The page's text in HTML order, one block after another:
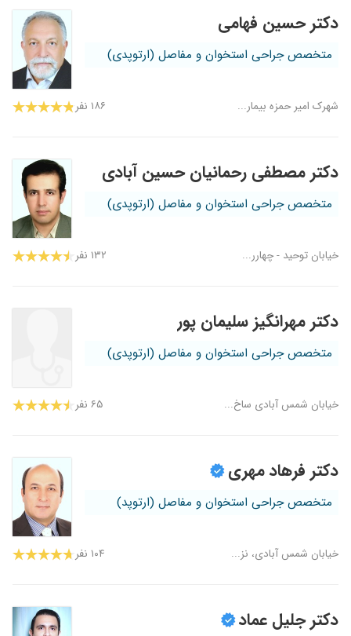
دکتر حسین فهامی
متخصص جراحی استخوان و مفاصل (ارتوپدی)
شهرک امیر حمزه بیمار... ۱۸۶ نفر
دکتر مصطفی رحمانیان حسین آبادی
متخصص جراحی استخوان و مفاصل (ارتوپدی)
خیابان توحید - چهارر... ۱۳۲ نفر
دکتر مهرانگیز سلیمان پور
متخصص جراحی استخوان و مفاصل (ارتوپدی)
خیابان شمس آبادی ساخ... ۶۵ نفر
دکتر فرهاد مهری
متخصص جراحی استخوان و مفاصل (ارتوپد)
خیابان شمس آبادی، نز... ۱۰۴ نفر
دکتر جلیل عماد